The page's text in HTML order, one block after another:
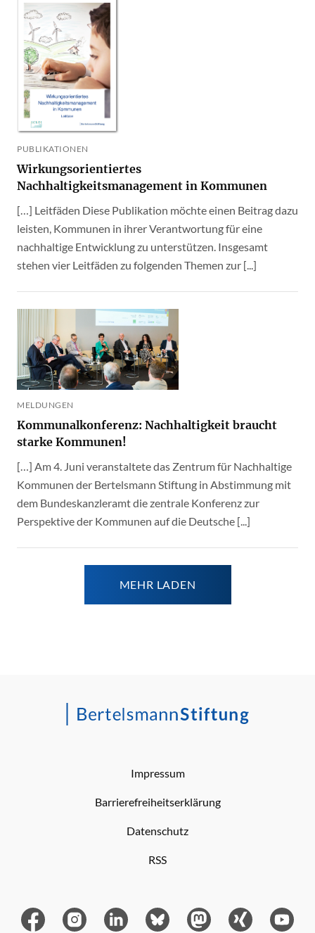
PUBLIKATIONEN
Wirkungsorientiertes
Nachhaltigkeitsmanagement in Kommunen
[…] Leitfäden Diese Publikation möchte einen Beitrag dazu
leisten, Kommunen in ihrer Verantwortung für eine
nachhaltige Entwicklung zu unterstützen. Insgesamt
stehen vier Leitfäden zu folgenden Themen zur [...]
MELDUNGEN
Kommunalkonferenz: Nachhaltigkeit braucht
starke Kommunen!
[…] Am 4. Juni veranstaltete das Zentrum für Nachhaltige
Kommunen der Bertelsmann Stiftung in Abstimmung mit
dem Bundeskanzleramt die zentrale Konferenz zur
Perspektive der Kommunen auf die Deutsche [...]
MEHR LADEN
Impressum
Barrierefreiheitserklärung
Datenschutz
RSS